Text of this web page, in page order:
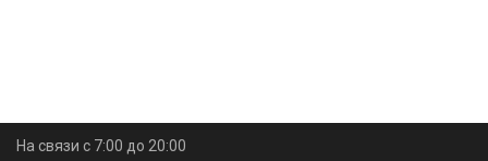
На связи с 7:00 до 20:00